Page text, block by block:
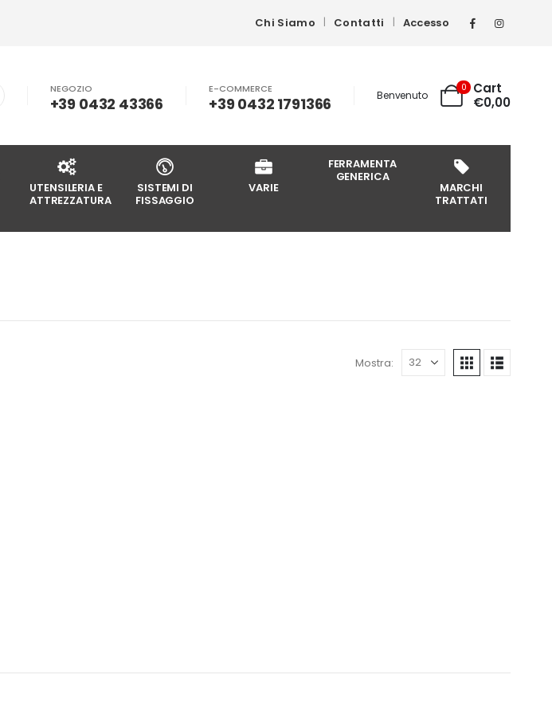
Chi Siamo Contatti Accesso
NEGOZIO
+39 0432 43366
E-COMMERCE
+39 0432 1791366 Benvenuto
0
Cart
€0,00
UTENSILERIA E
ATTREZZATURA
SISTEMI DI
FISSAGGIO
VARIE
FERRAMENTA
GENERICA
MARCHI
TRATTATI
Mostra: